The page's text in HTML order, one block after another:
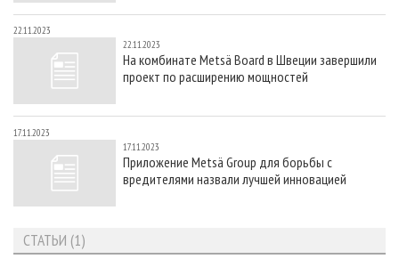
22.11.2023
22.11.2023
На комбинате Metsä Board в Швеции завершили
проект по расширению мощностей
17.11.2023
17.11.2023
Приложение Metsä Group для борьбы с
вредителями назвали лучшей инновацией
СТАТЬИ (1)